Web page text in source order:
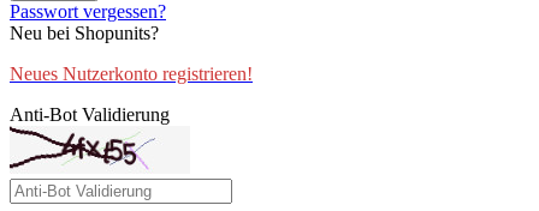
Passwort vergessen?
Neu bei Shopunits?
Neues Nutzerkonto registrieren!
Anti-Bot Validierung